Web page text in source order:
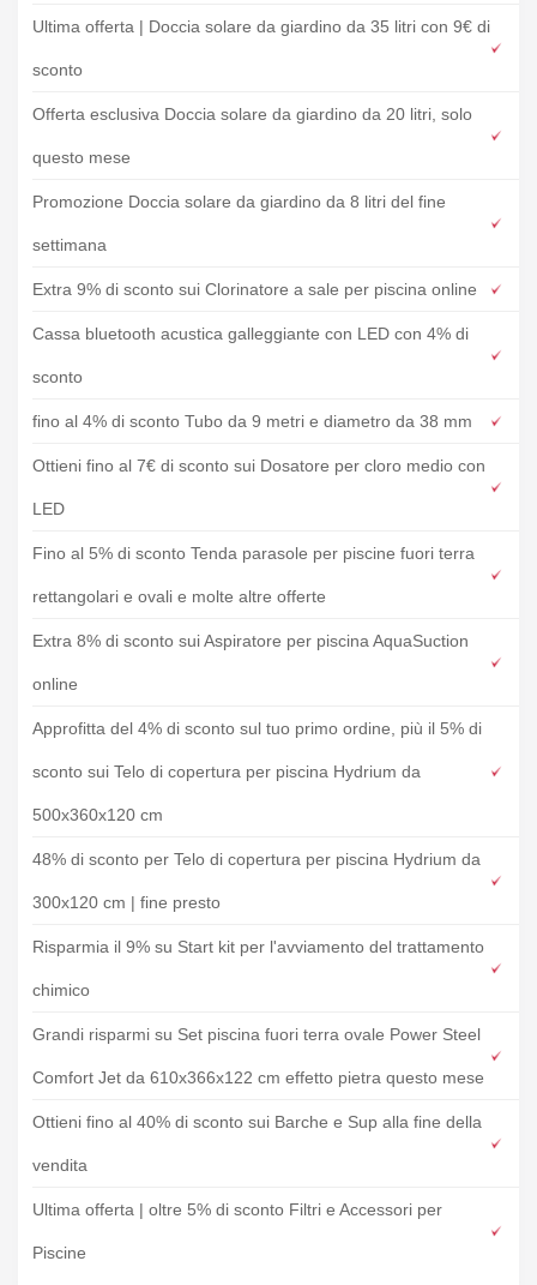
Ultima offerta | Doccia solare da giardino da 35 litri con 9€ di
sconto
Offerta esclusiva Doccia solare da giardino da 20 litri, solo
questo mese
Promozione Doccia solare da giardino da 8 litri del fine
settimana
Extra 9% di sconto sui Clorinatore a sale per piscina online
Cassa bluetooth acustica galleggiante con LED con 4% di
sconto
fino al 4% di sconto Tubo da 9 metri e diametro da 38 mm
Ottieni fino al 7€ di sconto sui Dosatore per cloro medio con
LED
Fino al 5% di sconto Tenda parasole per piscine fuori terra
rettangolari e ovali e molte altre offerte
Extra 8% di sconto sui Aspiratore per piscina AquaSuction
online
Approfitta del 4% di sconto sul tuo primo ordine, più il 5% di
sconto sui Telo di copertura per piscina Hydrium da
500x360x120 cm
48% di sconto per Telo di copertura per piscina Hydrium da
300x120 cm | fine presto
Risparmia il 9% su Start kit per l'avviamento del trattamento
chimico
Grandi risparmi su Set piscina fuori terra ovale Power Steel
Comfort Jet da 610x366x122 cm effetto pietra questo mese
Ottieni fino al 40% di sconto sui Barche e Sup alla fine della
vendita
Ultima offerta | oltre 5% di sconto Filtri e Accessori per
Piscine